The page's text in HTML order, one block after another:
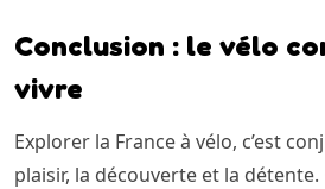
Conclusion : le vélo
vivre
Explorer la France à vélo, c’est
plaisir, la découverte et la détente.